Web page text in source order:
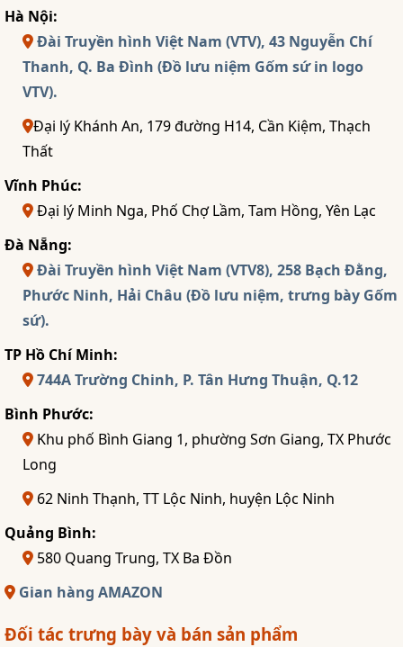
Hà Nội:
Đài Truyền hình Việt Nam (VTV), 43 Nguyễn Chí
Thanh, Q. Ba Đình (Đồ lưu niệm Gốm sứ in logo
VTV).
Đại lý Khánh An, 179 đường H14, Cần Kiệm, Thạch
Thất
Vĩnh Phúc:
Đại lý Minh Nga, Phố Chợ Lầm, Tam Hồng, Yên Lạc
Đà Nẵng:
Đài Truyền hình Việt Nam (VTV8), 258 Bạch Đằng,
Phước Ninh, Hải Châu (Đồ lưu niệm, trưng bày Gốm
sứ).
TP Hồ Chí Minh:
744A Trường Chinh, P. Tân Hưng Thuận, Q.12
Bình Phước:
Khu phố Bình Giang 1, phường Sơn Giang, TX Phước
Long
62 Ninh Thạnh, TT Lộc Ninh, huyện Lộc Ninh
Quảng Bình:
580 Quang Trung, TX Ba Đồn
Gian hàng AMAZON
Đối tác trưng bày và bán sản phẩm